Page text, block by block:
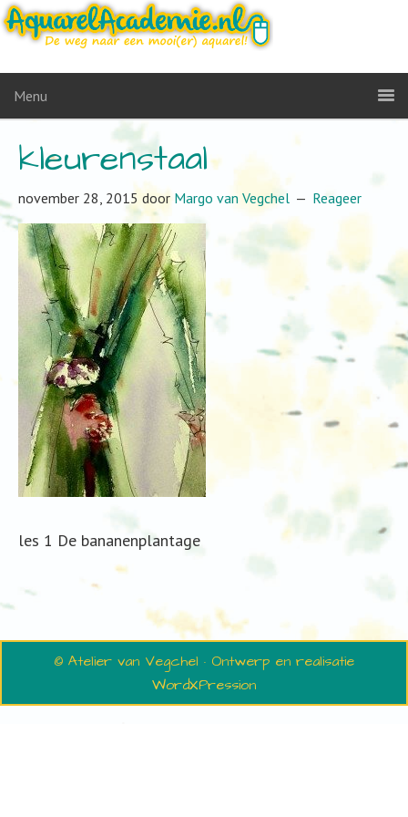
Menu
kleurenstaal
november 28, 2015 door Margo van Vegchel Reageer
les 1 De bananenplantage
© Atelier van Vegchel · Ontwerp en realisatie
WordXPression